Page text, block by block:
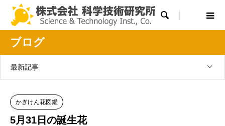

ブログ
最新記事
かぎけん花図鑑
5月31日の誕生花